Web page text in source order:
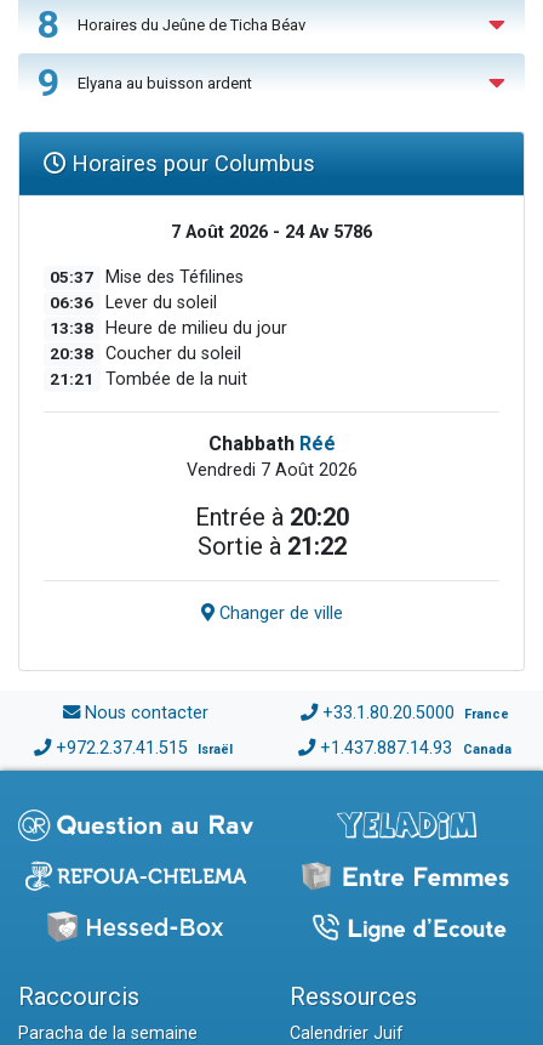
8 Horaires du Jeûne de Ticha Béav
9 Elyana au buisson ardent
Horaires pour Columbus
7 Août 2026 - 24 Av 5786
05:37 Mise des Téfilines
06:36 Lever du soleil
13:38 Heure de milieu du jour
20:38 Coucher du soleil
21:21 Tombée de la nuit
Chabbath Réé
Vendredi 7 Août 2026
Entrée à 20:20
Sortie à 21:22
Changer de ville
Nous contacter +33.1.80.20.5000 France
+972.2.37.41.515 Israël +1.437.887.14.93 Canada
Raccourcis
Paracha de la semaine
Ressources
Calendrier Juif